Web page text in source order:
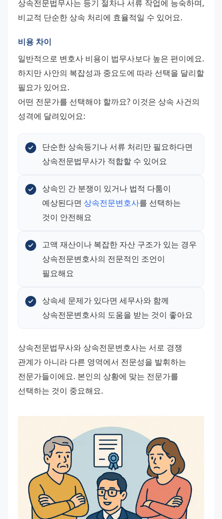
상속전문법무사는 등기 절차나 서류 작업에 능숙하며,
비교적 단순한 상속 처리에 효율적일 수 있어요.
비용 차이
일반적으로 변호사 비용이 법무사보다 높은 편이에요.
하지만 사안의 복잡성과 중요도에 따라 선택을 달리할
필요가 있어요.
어떤 전문가를 선택해야 할까요? 이것은 상속 사건의
성격에 달려있어요:
단순한 상속등기나 서류 처리만 필요하다면
상속전문법무사가 적합할 수 있어요
상속인 간 분쟁이 있거나 법적 다툼이
예상된다면 상속전문변호사를 선택하는
것이 안전해요
고액 재산이나 복잡한 자산 구조가 있는 경우
상속전문변호사의 전문적인 조언이
필요해요
상속세 문제가 있다면 세무사와 함께
상속전문변호사의 도움을 받는 것이 좋아요
상속전문법무사와 상속전문변호사는 서로 경쟁
관계가 아니라 다른 영역에서 전문성을 발휘하는
전문가들이에요. 본인의 상황에 맞는 전문가를
선택하는 것이 중요해요.